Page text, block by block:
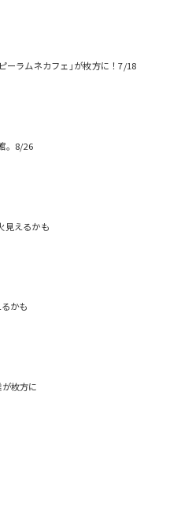
ーラムネカフェ｣が枚方に！7/18
。8/26
見えるかも
かも
枚方に